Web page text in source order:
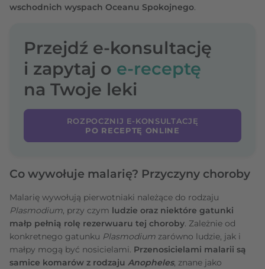
wschodnich wyspach Oceanu Spokojnego.
Przejdź e-konsultację
i zapytaj o e-receptę
na Twoje leki
ROZPOCZNIJ E-KONSULTACJĘ
PO RECEPTĘ ONLINE
Co wywołuje malarię? Przyczyny choroby
Malarię wywołują pierwotniaki należące do rodzaju
Plasmodium, przy czym ludzie oraz niektóre gatunki
małp pełnią rolę rezerwuaru tej choroby. Zależnie od
konkretnego gatunku Plasmodium zarówno ludzie, jak i
małpy mogą być nosicielami. Przenosicielami malarii są
samice komarów z rodzaju Anopheles, znane jako